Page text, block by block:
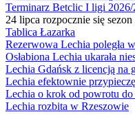
Terminarz Betclic I ligi 2026/
24 lipca rozpocznie się
Tablica Łazarka
Rezerwowa Lechia poległa
Osłabiona Lechia ukarała
Lechia Gdańsk z licencją na
Lechia efektownie
Lechia o krok od powrotu do
Lechia rozbita w Rzeszowie